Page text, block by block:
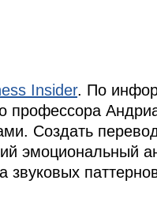
Insider. По
профессора
Создать
эмоциональный